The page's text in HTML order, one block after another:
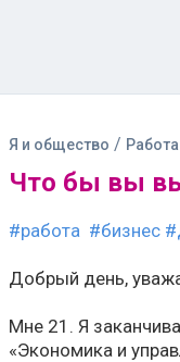
Я и общество / Работа
Что бы вы
#работа #бизнес
Добрый день,
Мне 21. Я
«Экономика и